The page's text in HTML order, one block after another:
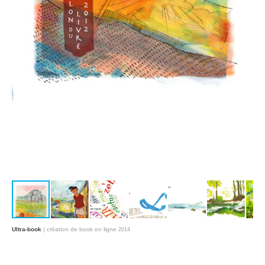
Ultra-book | création de book en ligne 2014